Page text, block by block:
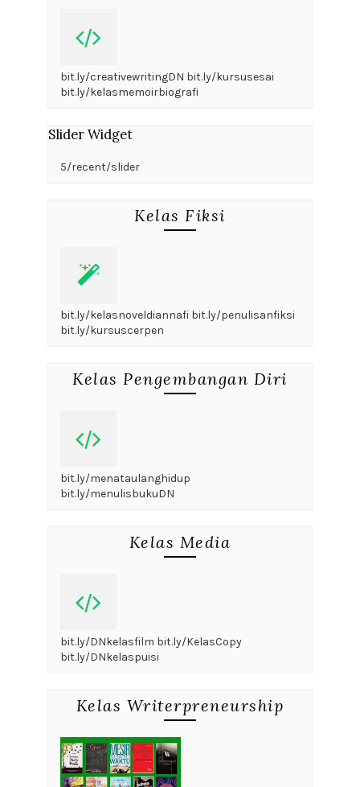
bit.ly/creativewritingDN bit.ly/kursusesai
bit.ly/kelasmemoirbiografi
Slider Widget
5/recent/slider
Kelas Fiksi
bit.ly/kelasnoveldiannafi bit.ly/penulisanfiksi
bit.ly/kursuscerpen
Kelas Pengembangan Diri
bit.ly/menataulanghidup
bit.ly/menulisbukuDN
Kelas Media
bit.ly/DNkelasfilm bit.ly/KelasCopy
bit.ly/DNkelaspuisi
Kelas Writerpreneurship